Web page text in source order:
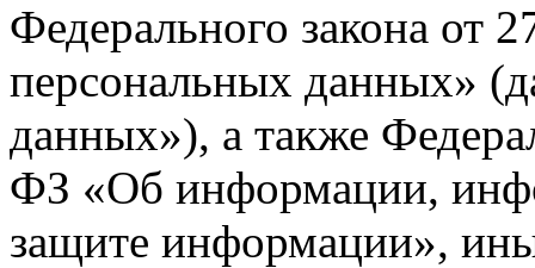
Федерального закона
персональных данных»
данных»), а также
ФЗ «Об информации,
защите информации»,